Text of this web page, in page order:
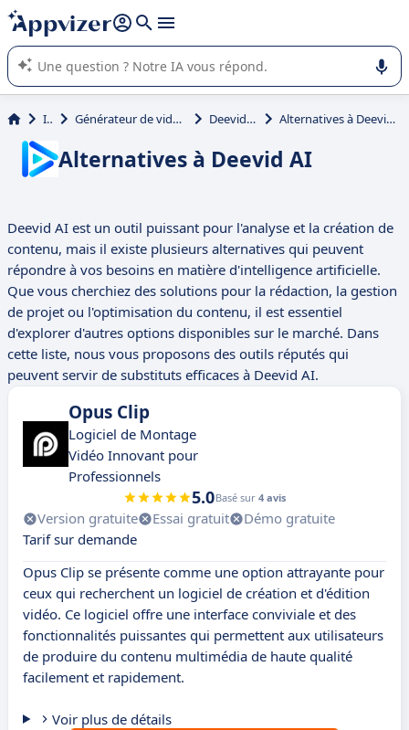
répondre (plusieurs lignes avec
L'IA de Appvizer vous guide dans l'utilisation ou la sélection de
logiciel SaaS en entreprise.
IA Générateur de videos Deevid AI Alternatives à Deevid AI
Alternatives à Deevid AI
Deevid AI est un outil puissant pour l'analyse et la création de
contenu, mais il existe plusieurs alternatives qui peuvent
répondre à vos besoins en matière d'intelligence artificielle.
Que vous cherchiez des solutions pour la rédaction, la gestion
de projet ou l'optimisation du contenu, il est essentiel
d'explorer d'autres options disponibles sur le marché. Dans
cette liste, nous vous proposons des outils réputés qui
peuvent servir de substituts efficaces à Deevid AI.
Opus Clip
Logiciel de Montage
Vidéo Innovant pour
Professionnels
5.0Basé sur 4 avis
Version gratuite Essai gratuit
Démo gratuite
Tarif sur demande
Opus Clip se présente comme une option attrayante pour
ceux qui recherchent un logiciel de création et d'édition
vidéo. Ce logiciel offre une interface conviviale et des
fonctionnalités puissantes qui permettent aux utilisateurs
de produire du contenu multimédia de haute qualité
facilement et rapidement.
Voir plus de détails